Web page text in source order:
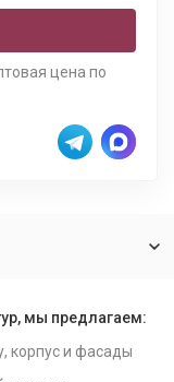
цена по
мы предлагаем:
корпус и фасады